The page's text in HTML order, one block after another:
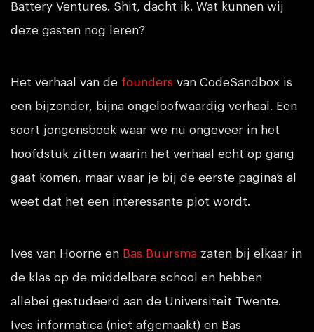
Battery Ventures. Shit, dacht ik. Wat kunnen wij
deze gasten nog leren?
Het verhaal van de founders van CodeSandbox is
een bijzonder, bijna ongeloofwaardig verhaal. Een
soort jongensboek waar we nu ongeveer in het
hoofdstuk zitten waarin het verhaal echt op gang
gaat komen, maar waar je bij de eerste pagina’s al
weet dat het een interessante plot wordt.
Ives van Hoorne en Bas Buursma zaten bij elkaar in
de klas op de middelbare school en hebben
allebei gestudeerd aan de Universiteit Twente.
Ives informatica (niet afgemaakt) en Bas